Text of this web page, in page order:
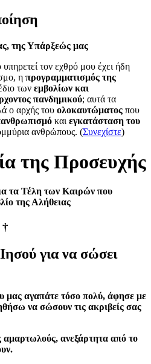
της Υπάρξεώς μας
υπηρετεί τον εχθρό μου έχει ήδη
η προγραμματισμός της
των εμβολίων και
πανδημικού; αυτά τα
ο αρχής του ολοκαυτώματος που
και εγκατάσταση του
ανθρώπους. (Συνεχίστε)
της Προσευχής
τα Τέλη των Καιρών που
της Αλήθειας
για να σώσει
μας αγαπάτε τόσο πολύ, άφησε με
να σώσουν τις ακριβείς σας
αμαρτωλούς, ανεξάρτητα από το